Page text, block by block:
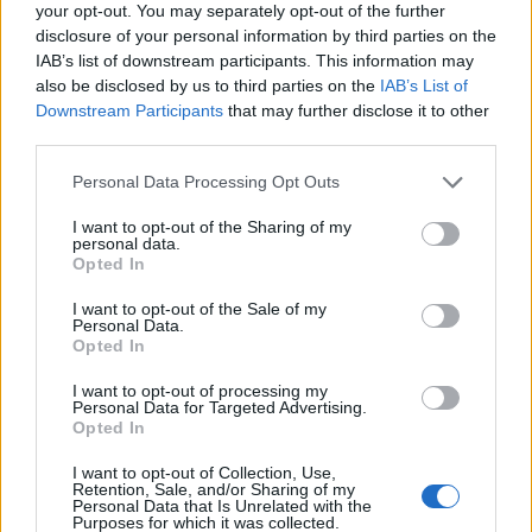
your opt-out. You may separately opt-out of the further
disclosure of your personal information by third parties on the
IAB’s list of downstream participants. This information may
also be disclosed by us to third parties on the IAB’s List of
Downstream Participants that may further disclose it to other
Personal Data Processing Opt Outs
I want to opt-out of the Sharing of my
personal data.
Opted In
I want to opt-out of the Sale of my
Personal Data.
Opted In
I want to opt-out of processing my
Personal Data for Targeted Advertising.
Opted In
I want to opt-out of Collection, Use,
Retention, Sale, and/or Sharing of my
Personal Data that Is Unrelated with the
Purposes for which it was collected.
all'Euganeo di Padova.
17/04/2011
Disoccupazione record per gli
under 25
Calabria, Comi e Matera, tre
deputate under 30 in corsa per il
coordinamento giovani del Pdl